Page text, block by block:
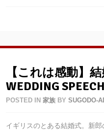
【これは感動】
WEDDING SPEECH
POSTED IN 家族 BY SUGODO-
イギリスのとある結婚式。新